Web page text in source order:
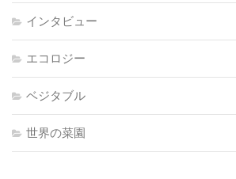
インタビュー
エコロジー
ベジタブル
世界の菜園